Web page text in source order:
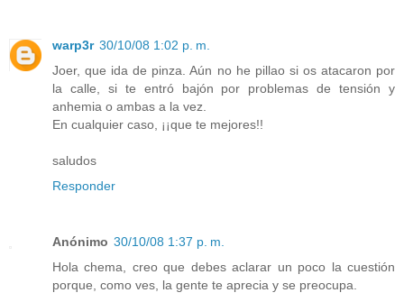
warp3r 30/10/08 1:02 p. m.
Joer, que ida de pinza. Aún no he pillao si os atacaron por
la calle, si te entró bajón por problemas de tensión y
anhemia o ambas a la vez.
En cualquier caso, ¡¡que te mejores!!
saludos
Responder
Anónimo 30/10/08 1:37 p. m.
Hola chema, creo que debes aclarar un poco la cuestión
porque, como ves, la gente te aprecia y se preocupa.